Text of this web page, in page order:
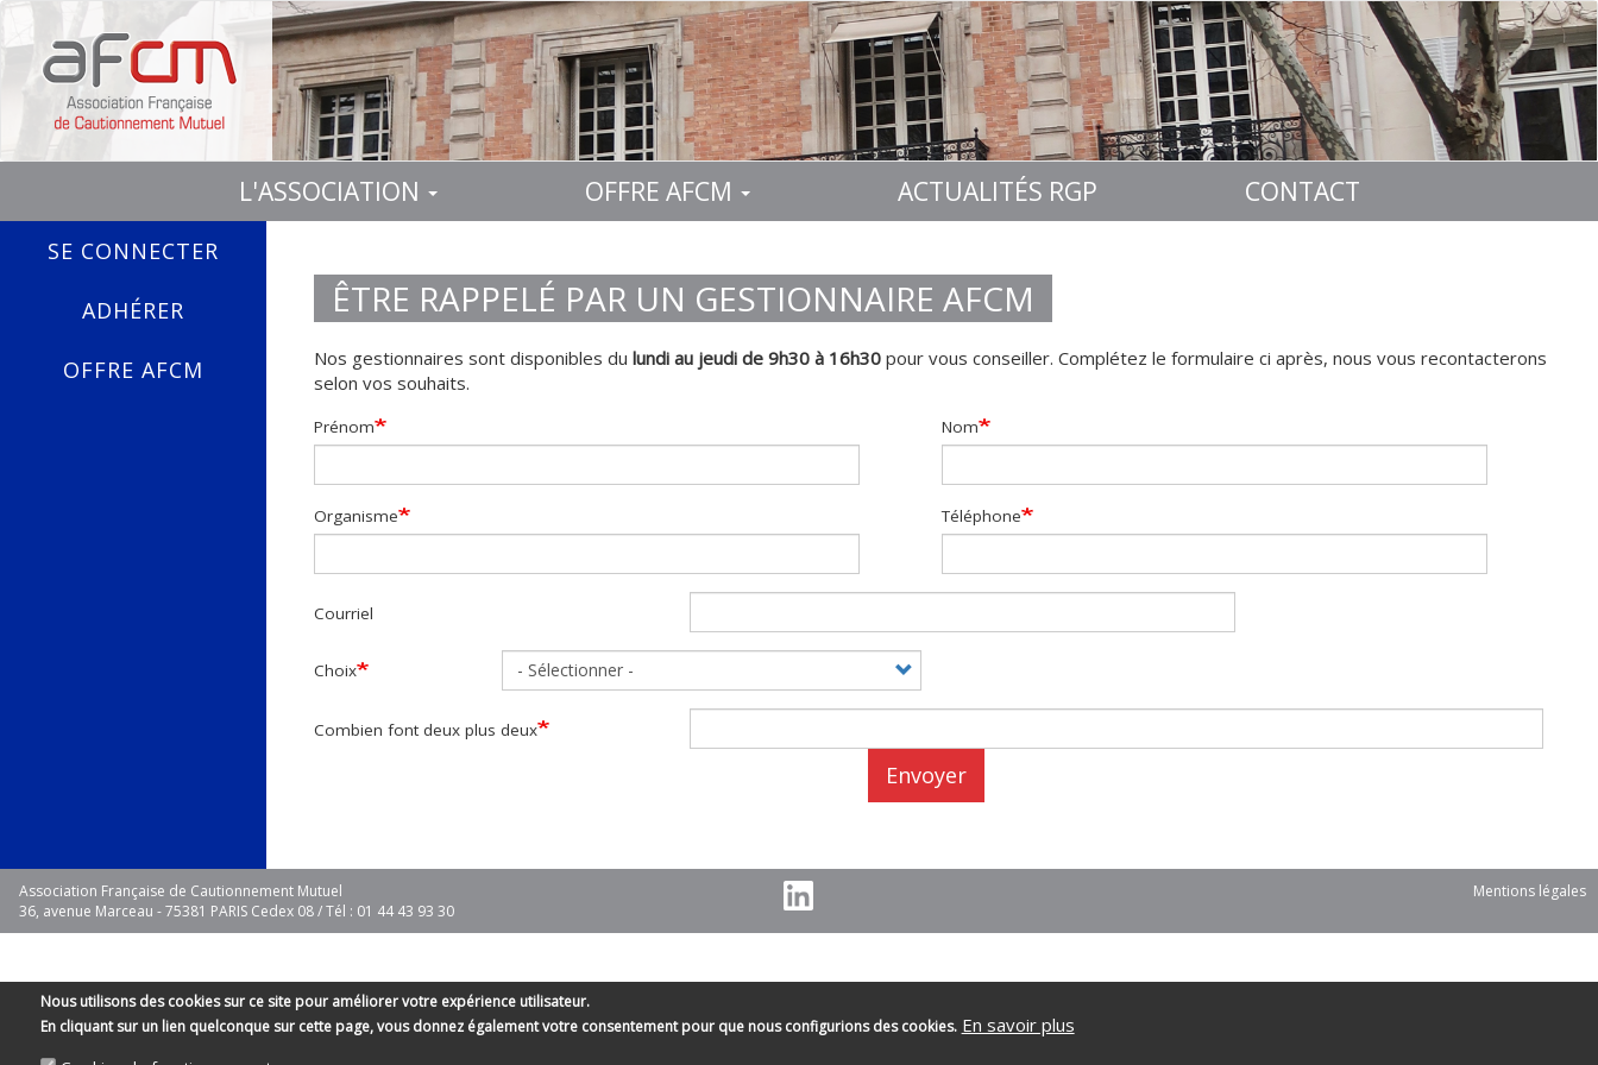
Aller
contenu
principal
INVITÉ
L'ASSOCIATION OFFRE AFCM ACTUALITÉS RGP CONTACT
NAVIGATION
PRINCIPALE
SE CONNECTER
ADHÉRER
OFFRE AFCM
ÊTRE RAPPELÉ PAR UN GESTIONNAIRE AFCM
Nos gestionnaires sont disponibles du lundi au jeudi de 9h30 à 16h30 pour vous conseiller. Complétez le formulaire ci après, nous vous recontacterons
selon vos souhaits.
Prénom Nom
Organisme Téléphone
Courriel
Choix
Combien font deux plus deux
Envoyer
Association Française de Cautionnement Mutuel
36, avenue Marceau - 75381 PARIS Cedex 08 / Tél : 01 44 43 93 30
Mentions légales
Nous utilisons des cookies sur ce site pour améliorer votre expérience utilisateur.
En cliquant sur un lien quelconque sur cette page, vous donnez également votre consentement pour que nous configurions des cookies. En savoir plus